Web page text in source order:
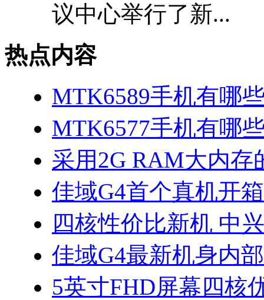
议中心举行了新...
热点内容
MTK6589手机有哪
MTK6577手机有哪
采用2G RAM大内存
佳域G4首个真机开
四核性价比新机 中
佳域G4最新机身内
5英寸FHD屏幕四核